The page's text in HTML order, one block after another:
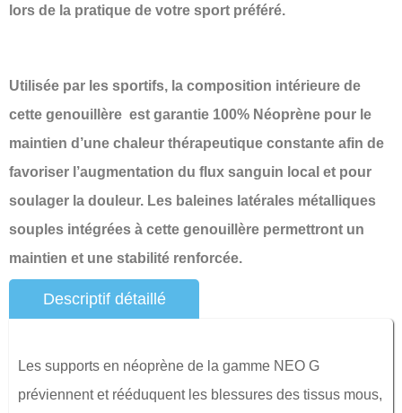
lors de la pratique de votre sport préféré.
Utilisée par les sportifs, la composition intérieure de
cette genouillère est garantie 100% Néoprène pour le
maintien d’une chaleur thérapeutique constante afin de
favoriser l’augmentation du flux sanguin local et pour
soulager la douleur. Les baleines latérales métalliques
souples intégrées à cette genouillère permettront un
maintien et une stabilité renforcée.
Descriptif détaillé
Les supports en néoprène de la gamme NEO G
préviennent et rééduquent les blessures des tissus mous,